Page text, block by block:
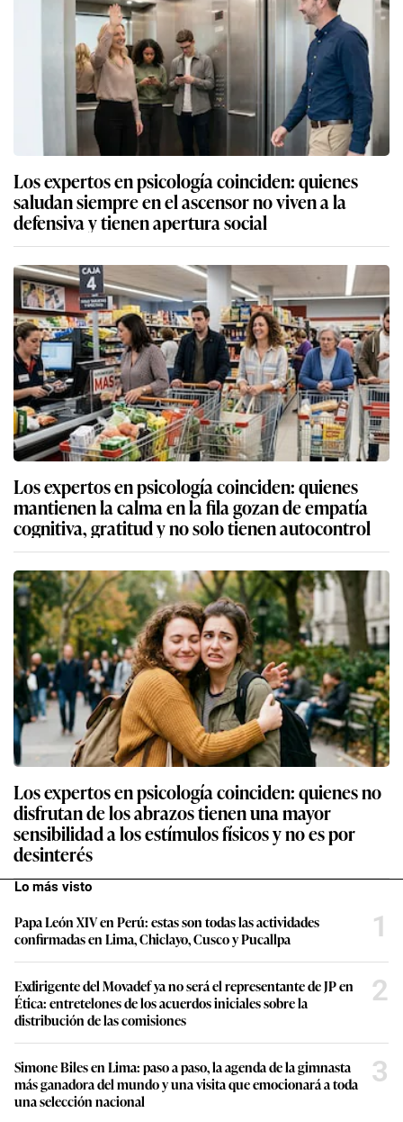
Los expertos en psicología coinciden: quienes
saludan siempre en el ascensor no viven a la
defensiva y tienen apertura social
Los expertos en psicología coinciden: quienes
mantienen la calma en la fila gozan de empatía
cognitiva, gratitud y no solo tienen autocontrol
Los expertos en psicología coinciden: quienes no
disfrutan de los abrazos tienen una mayor
sensibilidad a los estímulos físicos y no es por
desinterés
Lo más visto
Papa León XIV en Perú: estas son todas las actividades
confirmadas en Lima, Chiclayo, Cusco y Pucallpa
1
Exdirigente del Movadef ya no será el representante de JP en
Ética: entretelones de los acuerdos iniciales sobre la
distribución de las comisiones
2
Simone Biles en Lima: paso a paso, la agenda de la gimnasta
más ganadora del mundo y una visita que emocionará a toda
una selección nacional
3